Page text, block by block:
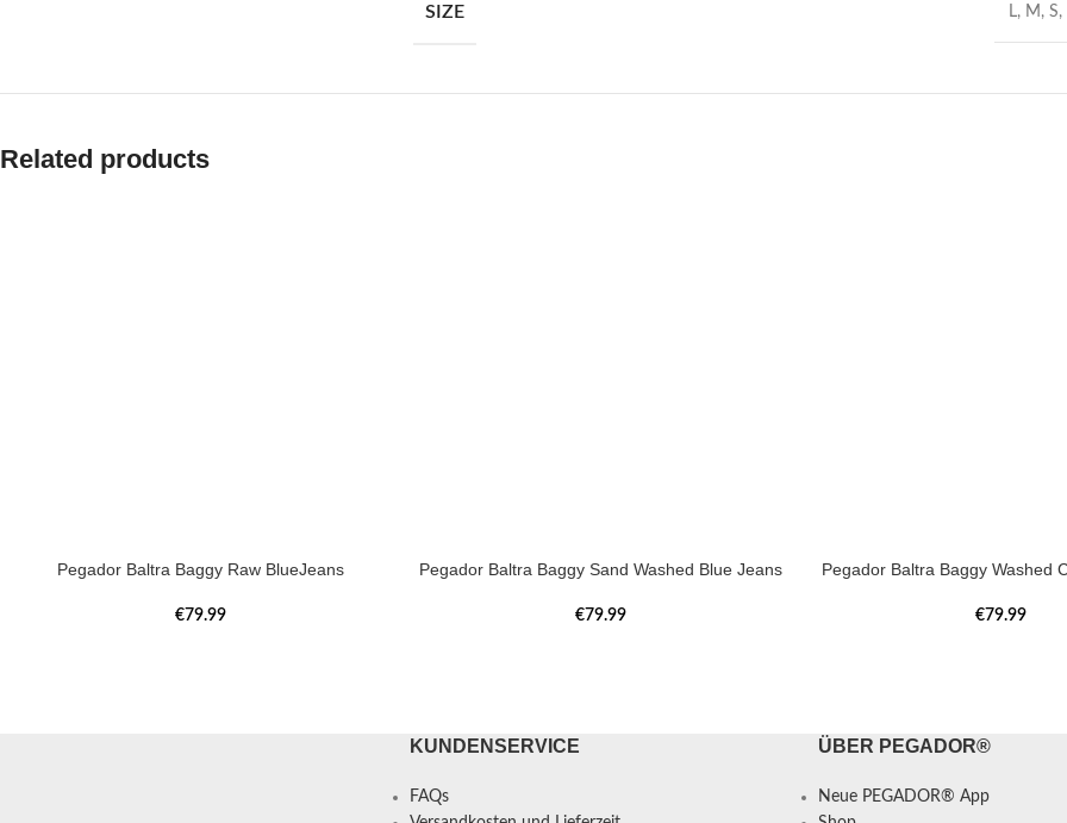
SIZE L, M , S,
Related products
Pegador Baltra Baggy Raw BlueJeans
€79.99
Pegador Baltra Baggy Sand Washed Blue Jeans
€79.99
Pegador Baltra Baggy Washed
€79.99
KUNDENSERVICE
FAQs
ÜBER PEGADOR®
Neue PEGADOR® App